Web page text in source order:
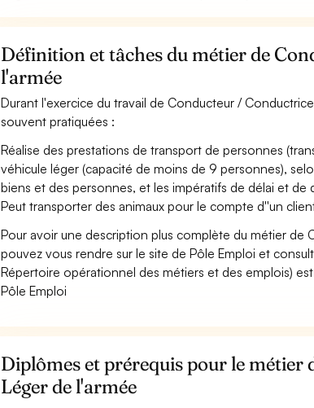
Définition et tâches du métier de
l'armée
Durant l'exercice du travail de Conducteur /
souvent pratiquées :
Réalise des prestations de transport de personnes
véhicule léger (capacité de moins de 9 personnes),
biens et des personnes, et les impératifs de délai et de
Peut transporter des animaux pour le compte d''un
Pour avoir une description plus complète du métier de
pouvez vous rendre sur le site de Pôle Emploi et
Répertoire opérationnel des métiers et des emplois)
Pôle Emploi
Diplômes et prérequis pour le
Léger de l'armée